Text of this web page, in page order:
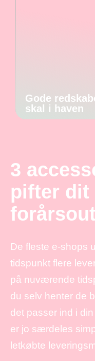
Gode
skal i haven
3
pifter dit
De fleste e-shops
tidspunkt flere
på nuværende
du selv henter de
det passer ind i
er jo særdeles
letkøbte